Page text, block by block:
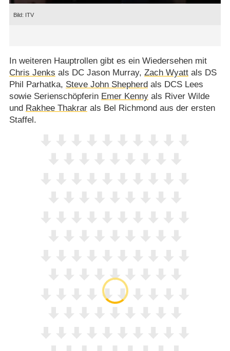
ITV
In weiteren Hauptrollen gibt es ein Wiedersehen mit
Chris Jenks als DC Jason Murray, Zach Wyattals DS
Phil Parhatka, Steve John Shepherdals DCS Lees
sowie Serienschöpferin Emer Kennyals River Wilde
und Rakhee Thakrarals Bel Richmond aus der ersten
Staffel.